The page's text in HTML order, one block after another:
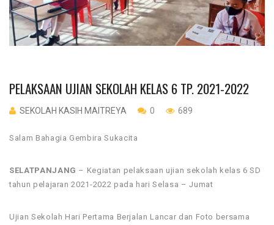
PELAKSAAN UJIAN SEKOLAH KELAS 6 TP. 2021-2022
SEKOLAH KASIH MAITREYA 0 689
Salam Bahagia Gembira Sukacita
SELATPANJANG – Kegiatan pelaksaan ujian sekolah kelas 6 SD
tahun pelajaran 2021-2022 pada hari Selasa – Jumat
Ujian Sekolah Hari Pertama Berjalan Lancar dan Foto bersama